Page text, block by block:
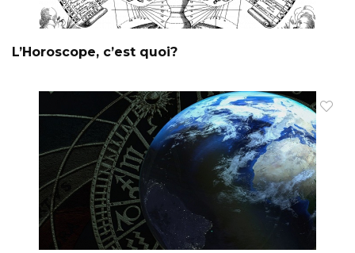
L’Horoscope, c’est quoi?